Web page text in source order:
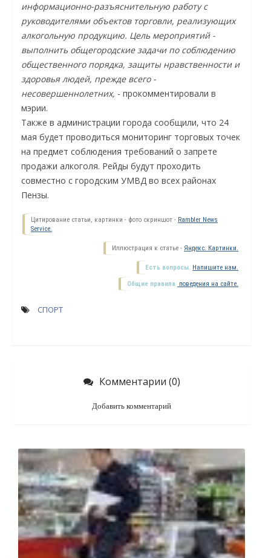
информационно-разъяснительную работу с
руководителями объектов торговли, реализующих
алкогольную продукцию. Цель мероприятий -
выполнить общегородские задачи по соблюдению
общественного порядка, защиты нравственности и
здоровья людей, прежде всего -
несовершеннолетних, - прокомментировали в
мэрии.
Также в администрации города сообщили, что 24
мая будет проводиться мониторинг торговых точек
на предмет соблюдения требований о запрете
продажи алкоголя. Рейды будут проходить
совместно с городским УМВД во всех районах
Пензы.
Цитирование статьи, картинки - фото скриншот - Rambler News
Service.
Иллюстрация к статье - Яндекс. Картинки.
Есть вопросы. Напишите нам.
Общие правила поведения на сайте.
СПОРТ
Комментарии (0)
Добавить комментарий